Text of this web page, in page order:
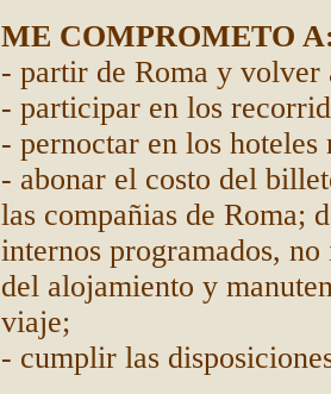
ME COMPROMETO
- partir de Roma y volver
- participar en los
- pernoctar en los hoteles
- abonar el costo del
las compañias de Roma;
internos programados,
del alojamiento y
viaje;
- cumplir las